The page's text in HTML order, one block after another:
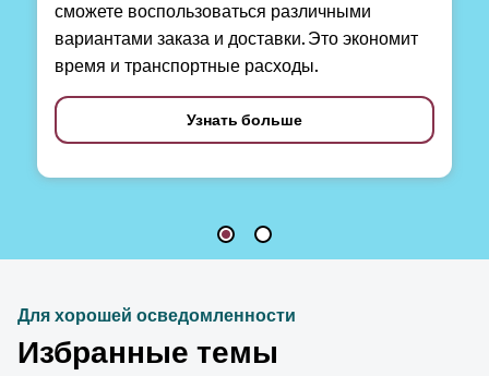
сможете воспользоваться различными
вариантами заказа и доставки. Это экономит
время и транспортные расходы.
Узнать больше
Для хорошей осведомленности
Избранные темы